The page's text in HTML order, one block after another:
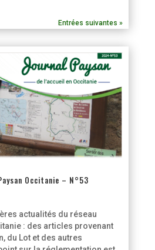
Entrées suivantes »
Occitanie – N°53
actualités du réseau
: des articles provenant
du Lot et des autres